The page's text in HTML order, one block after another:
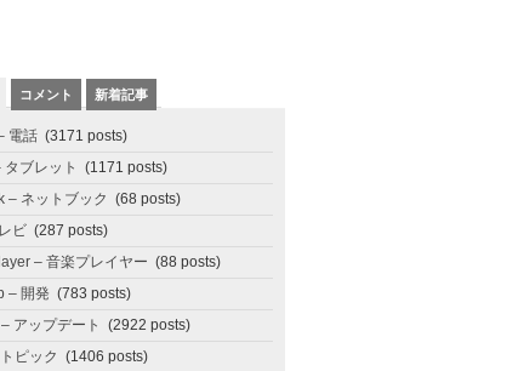
コメント 新着記事
電話 (3171 posts)
タブレット
(1171 posts)
– ネットブック (68 posts)
ビ (287 posts)
– 音楽プレイヤー (88 posts)
– 開発 (783 posts)
アップデート
(2922 posts)
ピック (1406 posts)